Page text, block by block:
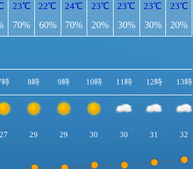
23℃
70%
22℃
60%
24℃
70%
23℃
20%
23℃
30%
23℃
30%
23℃
20%
時 8時 9時 10時 11時 12時 13時
27 29 29 30 30 31 32